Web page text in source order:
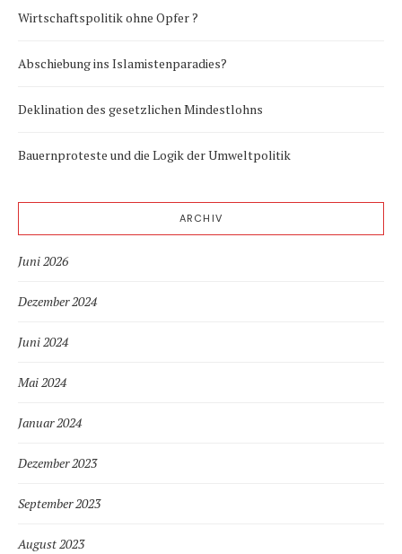
Wirtschaftspolitik ohne Opfer ?
Abschiebung ins Islamistenparadies?
Deklination des gesetzlichen Mindestlohns
Bauernproteste und die Logik der Umweltpolitik
ARCHIV
Juni 2026
Dezember 2024
Juni 2024
Mai 2024
Januar 2024
Dezember 2023
September 2023
August 2023